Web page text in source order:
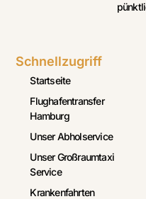
Schnellzugriff
Startseite
Flughafentransfer
Hamburg
Unser Abholservice
Unser Großraumtaxi
Service
Krankenfahrten